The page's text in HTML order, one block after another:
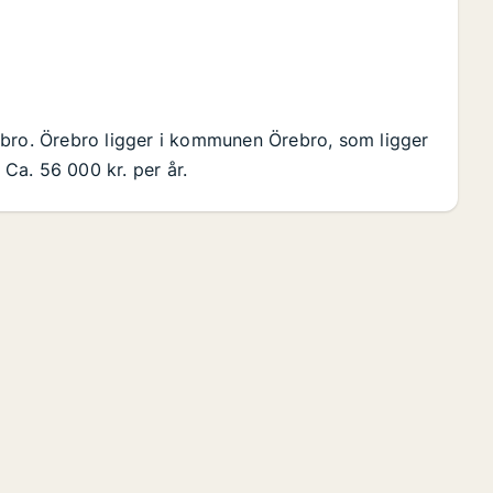
Örebro ligger i kommunen Örebro, som ligger
56 000 kr. per år.